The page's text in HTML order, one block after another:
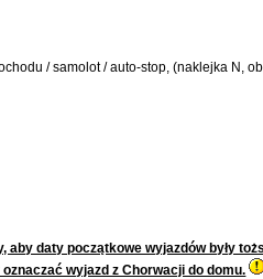
/ samolot / auto-stop, (naklejka N,
daty początkowe wyjazdów były
wyjazd z Chorwacji do domu.